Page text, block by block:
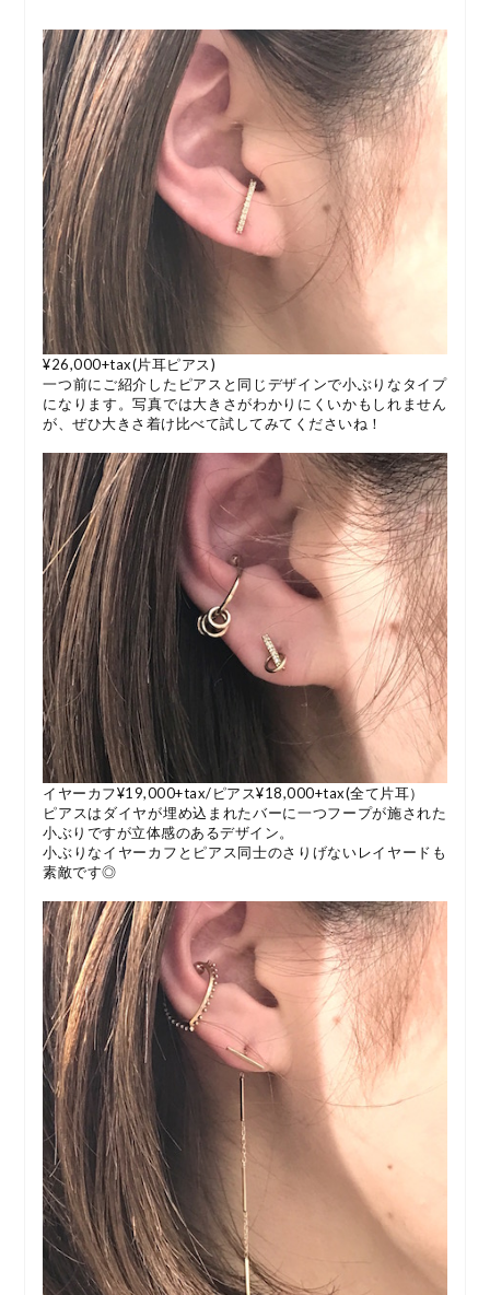
¥26,000+tax(片耳ピアス)
一つ前にご紹介したピアスと同じデザインで小ぶりなタイプ
になります。写真では大きさがわかりにくいかもしれません
が、ぜひ大きさ着け比べて試してみてくださいね！
イヤーカフ¥19,000+tax/ピアス¥18,000+tax(全て片耳）
ピアスはダイヤが埋め込まれたバーに一つフープが施された
小ぶりですが立体感のあるデザイン。
小ぶりなイヤーカフとピアス同士のさりげないレイヤードも
素敵です◎